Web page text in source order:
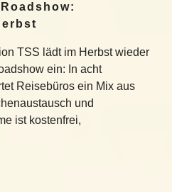
TSS lädt im Herbst wieder
ein: In acht
Reisebüros ein Mix aus
und
ist kostenfrei,